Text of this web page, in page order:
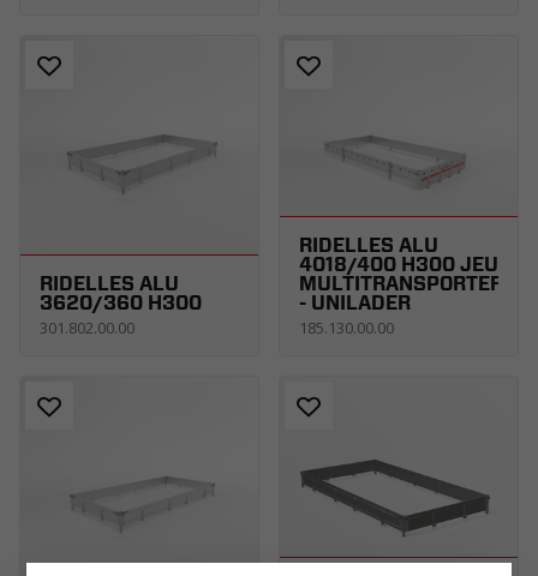
RIDELLES ALU
3620/360 H300
301.802.00.00
RIDELLES ALU
4018/400 H300 JEU
MULTITRANSPORTER
- UNILADER
185.130.00.00